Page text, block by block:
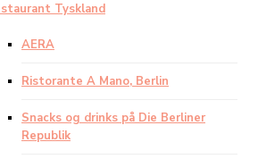
Tyskland
AERA
Ristorante A Mano, Berlin
Snacks og drinks på Die Berliner
Republik